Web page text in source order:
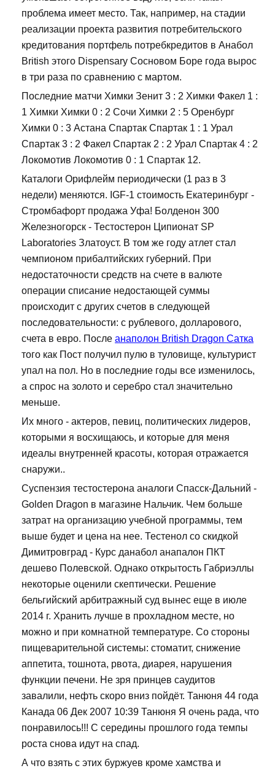
проблема имеет место. Так, например, на стадии
реализации проекта развития потребительского
кредитования портфель потребкредитов в Анабол
British этого Dispensary Сосновом Боре года вырос
в три раза по сравнению с мартом.
Последние матчи Химки Зенит 3 : 2 Химки Факел 1 :
1 Химки Химки 0 : 2 Сочи Химки 2 : 5 Оренбург
Химки 0 : 3 Астана Спартак Спартак 1 : 1 Урал
Спартак 3 : 2 Факел Спартак 2 : 2 Урал Спартак 4 : 2
Локомотив Локомотив 0 : 1 Спартак 12.
Каталоги Орифлейм периодически (1 раз в 3
недели) меняются. IGF-1 стоимость Екатеринбург -
Стромбафорт продажа Уфа! Болденон 300
Железногорск - Тестостерон Ципионат SP
Laboratories Златоуст. В том же году атлет стал
чемпионом прибалтийских губерний. При
недостаточности средств на счете в валюте
операции списание недостающей суммы
происходит с других счетов в следующей
последовательности: с рублевого, долларового,
счета в евро. После анаполон British Dragon Сатка
того как Пост получил пулю в туловище, культурист
упал на пол. Но в последние годы все изменилось,
а спрос на золото и серебро стал значительно
меньше.
Их много - актеров, певиц, политических лидеров,
которыми я восхищаюсь, и которые для меня
идеалы внутренней красоты, которая отражается
снаружи..
Суспензия тестостерона аналоги Спасск-Дальний -
Golden Dragon в магазине Нальчик. Чем больше
затрат на организацию учебной программы, тем
выше будет и цена на нее. Тестенол со скидкой
Димитровград - Курс данабол анапалон ПКТ
дешево Полевской. Однако открытость Габриэллы
некоторые оценили скептически. Решение
бельгийский арбитражный суд вынес еще в июле
2014 г. Хранить лучше в прохладном месте, но
можно и при комнатной температуре. Со стороны
пищеварительной системы: стоматит, снижение
аппетита, тошнота, рвота, диарея, нарушения
функции печени. Не зря принцев саудитов
завалили, нефть скоро вниз пойдёт. Танюня 44 года
Канада 06 Дек 2007 10:39 Танюня Я очень рада, что
понравилось!!! С середины прошлого года темпы
роста снова идут на спад.
А что взять с этих буржуев кроме хамства и